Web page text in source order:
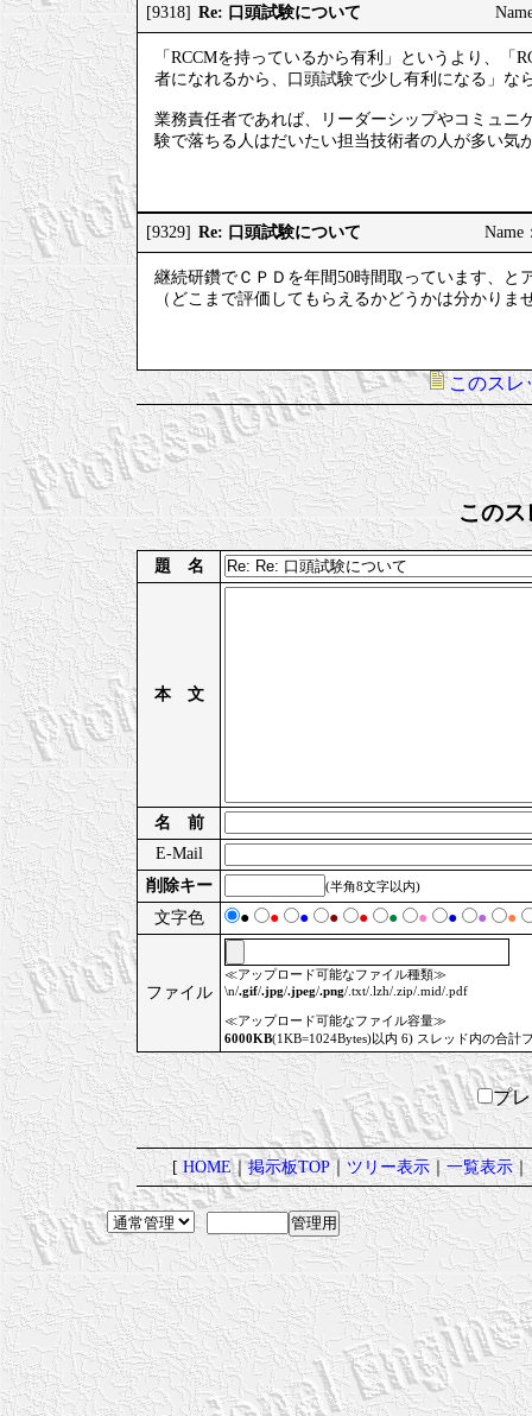
[9318] Re: 口頭試験について
「RCCMを持っているから有利」というより、
者になれるから、口頭試験で少し有利になる」な
業務責任者であれば、リーダーシップやコミュニ
験で落ちる人はだいたい担当技術者の人が多い気
[9329] Re: 口頭試験について Name
継続研鑽でＣＰＤを年間50時間取っています、と
（どこまで評価してもらえるかどうかは分かりま
このスレ
このス
題 名
本 文
名 前
E-Mail
削除キー
(半角8文字以内)
文字色 ● ● ● ● ● ● ● ● ● ●
ファイル
≪アップロード可能なファイル種類≫
\n/.gif/.jpg/.jpeg/.png/.txt/.lzh/.zip/.mid/.pdf
≪アップロード可能なファイル容量≫
6000KB(1KB=1024Bytes)以内 6) スレッド内の合計
プ
[HOME｜掲示板TOP｜ツリー表示｜一覧表示｜